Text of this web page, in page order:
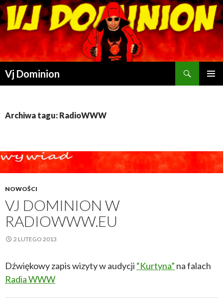
Vj Dominion
Szukaj
PRZESKOCZ DO TREŚCI
Archiwa tagu: RadioWWW
NOWOŚCI
VJ DOMINION W
RADIOWWW.EU
2 LUTEGO 2013
Dźwiękowy zapis wizyty w audycji “Kurtyna” na falach
Radia WWW